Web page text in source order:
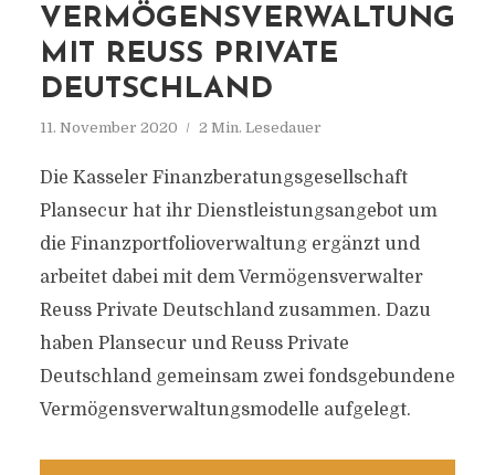
VERMÖGENSVERWALTUNG
MIT REUSS PRIVATE
DEUTSCHLAND
11. November 2020 2 Min. Lesedauer
Die Kasseler Finanzberatungsgesellschaft
Plansecur hat ihr Dienstleistungsangebot um
die Finanzportfolioverwaltung ergänzt und
arbeitet dabei mit dem Vermögensverwalter
Reuss Private Deutschland zusammen. Dazu
haben Plansecur und Reuss Private
Deutschland gemeinsam zwei fondsgebundene
Vermögensverwaltungsmodelle aufgelegt.